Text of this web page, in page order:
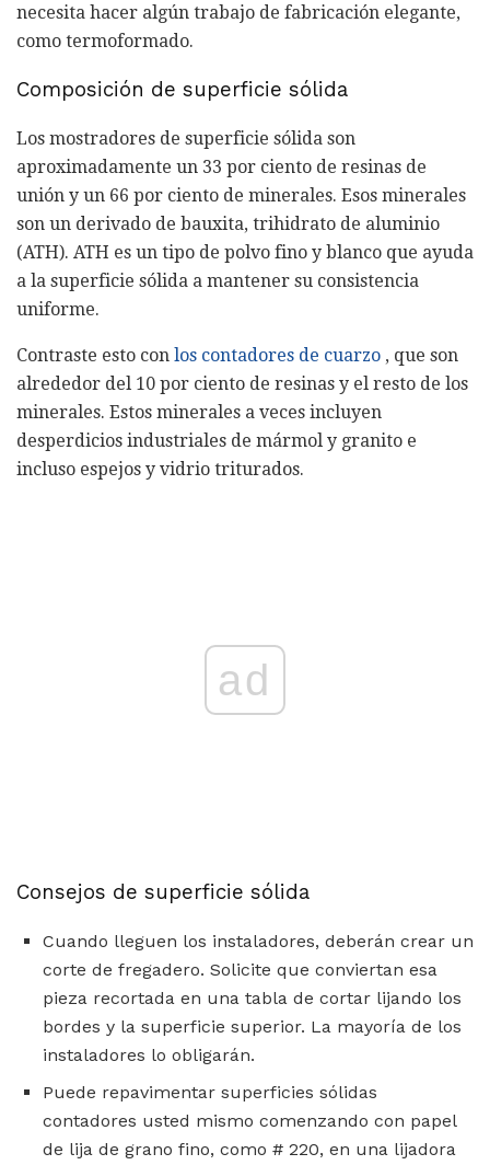
necesita hacer algún trabajo de fabricación elegante,
como termoformado.
Composición de superficie sólida
Los mostradores de superficie sólida son
aproximadamente un 33 por ciento de resinas de
unión y un 66 por ciento de minerales. Esos minerales
son un derivado de bauxita, trihidrato de aluminio
(ATH). ATH es un tipo de polvo fino y blanco que ayuda
a la superficie sólida a mantener su consistencia
uniforme.
Contraste esto con los contadores de cuarzo , que son
alrededor del 10 por ciento de resinas y el resto de los
minerales. Estos minerales a veces incluyen
desperdicios industriales de mármol y granito e
incluso espejos y vidrio triturados.
ad
Consejos de superficie sólida
Cuando lleguen los instaladores, deberán crear un
corte de fregadero. Solicite que conviertan esa
pieza recortada en una tabla de cortar lijando los
bordes y la superficie superior. La mayoría de los
instaladores lo obligarán.
Puede repavimentar superficies sólidas
contadores usted mismo comenzando con papel
de lija de grano fino, como # 220, en una lijadora